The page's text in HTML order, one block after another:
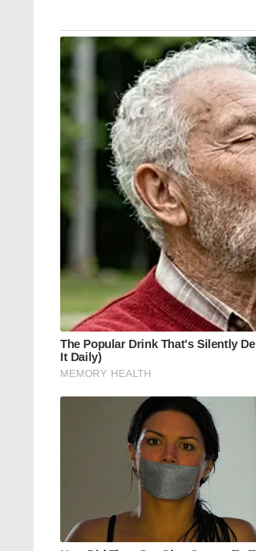
എന്ന ഹോർമോണിന്റെ ഉത്പാദനം കൂട്ടും.
അമിതമായി കൂടുന്നത് തടയുകയും
സൂര്യപ്രകാശം ഏൽക്കാത്ത കുട്ടികളിൽ
പഠനവും ഡിജിറ്റൽ ജോലികളും
ജീവിതശൈലി മാറ്റങ്ങളിലൂടെ ഈ
വരെ കുട്ടികൾ പുറത്തുപോയി
സാധ്യത വലിയ തോതിൽ കുറയ്ക്കും.
നിൽക്കുന്നത് വഴി ആവശ്യത്തിന്
തുടർച്ചയായി സ്ക്രീനുകളിലേക്ക്
നൽകുക. വായിക്കുന്ന അകലം:
അടുപ്പിച്ചു വെക്കാതെ കൃത്യമായ അകലം
പഠിക്കുമ്പോഴും മുറിയിൽ ആവശ്യത്തിന്
കുട്ടികളുടെ കണ്ണ് കൃത്യമായ
സ്ക്രീനുകൾക്ക് മുന്നിലെ സമയം
ഗെയിമുകളോടും അടുപ്പിക്കാനും
എടുക്കേണ്ട സമയം അതിക്രമിച്ചിരിക്കുന്നു.
Tags: no sunlight’ lifestyle myopia indoor